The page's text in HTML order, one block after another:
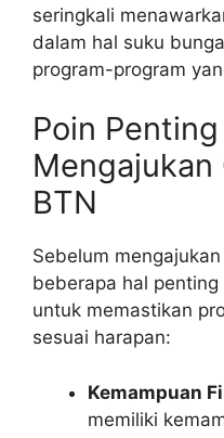
seringkali
dalam hal suku
program-program
Poin
Mengajukan
BTN
Sebelum
beberapa hal
untuk memastikan
sesuai harapan:
Kemampuan
memiliki